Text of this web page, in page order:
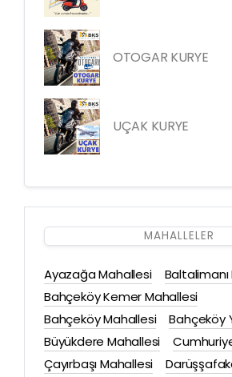
OTOGAR KURYE
UÇAK KURYE
MAHALLELER
Ayazağa Mahallesi
Bahçeköy Kemer Mahallesi
Bahçeköy Mahallesi
Bahçeköy
Büyükdere Mahallesi
Çayırbaşı Mahallesi